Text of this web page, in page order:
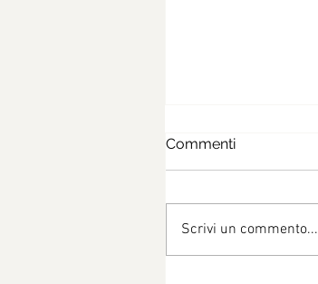
Commenti
Scrivi un commento...